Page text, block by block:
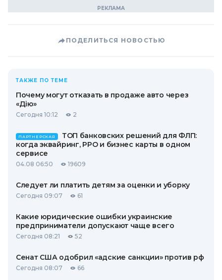
ПОДЕЛИТЬСЯ НОВОСТЬЮ
ТАКЖЕ ПО ТЕМЕ
Почему могут отказать в продаже авто через
«Дію»
Сегодня 10:12 2
ПАРТНЕРСКАЯ
ТОП банковских решений для ФЛП:
когда эквайринг, РРО и бизнес карты в одном
сервисе
04.08 06:50 19609
Следует ли платить детям за оценки и уборку
Сегодня 09:07 61
Какие юридические ошибки украинские
предприниматели допускают чаще всего
Сегодня 08:21 52
Сенат США одобрил «адские санкции» против рф
Сегодня 08:07 66